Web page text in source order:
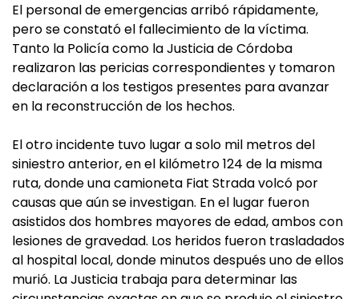
El personal de emergencias arribó rápidamente,
pero se constató el fallecimiento de la víctima.
Tanto la Policía como la Justicia de Córdoba
realizaron las pericias correspondientes y tomaron
declaración a los testigos presentes para avanzar
en la reconstrucción de los hechos.
El otro incidente tuvo lugar a solo mil metros del
siniestro anterior, en el kilómetro 124 de la misma
ruta, donde una camioneta Fiat Strada volcó por
causas que aún se investigan. En el lugar fueron
asistidos dos hombres mayores de edad, ambos con
lesiones de gravedad. Los heridos fueron trasladados
al hospital local, donde minutos después uno de ellos
murió. La Justicia trabaja para determinar las